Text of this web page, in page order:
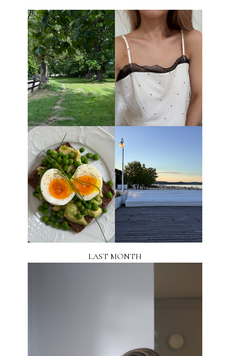
LAST MONTH